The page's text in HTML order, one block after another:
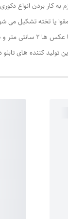
کار بردن انواع
کننده های تابلو